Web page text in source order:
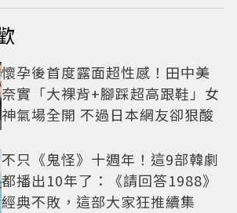
懷孕後首度露面超性感！田中美
奈實「大裸背+腳踩超高跟鞋」女
神氣場全開 不過日本網友卻狠酸
不只《鬼怪》十週年！這9部韓劇
都播出10年了：《請回答1988》
經典不敗，這部大家狂推續集